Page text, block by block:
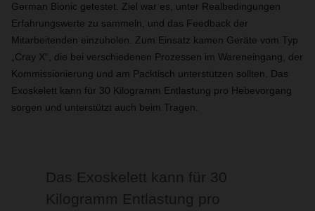
German Bionic getestet. Ziel war es, unter Realbedingungen
Erfahrungswerte zu sammeln, und das Feedback der
Mitarbeitenden einzuholen. Zum Einsatz kamen Geräte vom Typ
„Cray X“, die bei verschiedenen Prozessen im Wareneingang, der
Kommissionierung und am Packtisch unterstützen sollten. Das
Exoskelett kann für 30 Kilogramm Entlastung pro Hebevorgang
sorgen und unterstützt auch beim Tragen.
Das Exoskelett kann für 30
Kilogramm Entlastung pro